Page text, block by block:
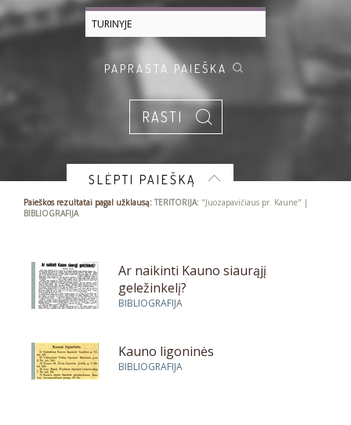
PAPRASTA PAIEŠKA
SLĖPTI PAIEŠKĄ
Paieškos rezultatai pagal užklausą: TERITORIJA: "Juozapavičiaus pr. Kaune" |
BIBLIOGRAFIJA
Ar naikinti Kauno siaurąjį
geležinkelį?
BIBLIOGRAFIJA
Kauno ligoninės
BIBLIOGRAFIJA